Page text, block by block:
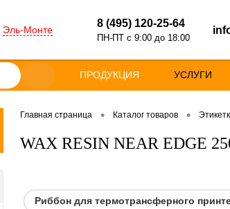
Эль-Монте
8 (495) 120-25-64
ПН-ПТ с 9:00 до 18:00
ПРОДУКЦИЯ УСЛУГИ
Главная страница • Каталог товаров •
WAX RESIN NEAR EDGE
Риббон для термотрансферного